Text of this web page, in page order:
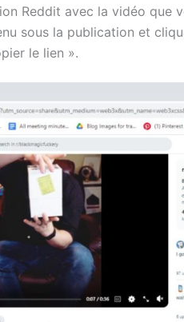
Reddit avec la vidéo que
sous la publication et
le lien ».